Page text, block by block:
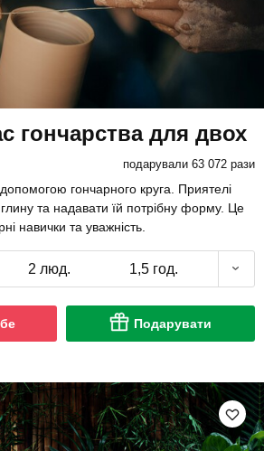
гончарства для двох
подарували 63 072 рази
гончарного круга. Приятелі
та надавати їй потрібну форму. Це
навички та уважність.
2 люд. 1,5 год.
Подарувати